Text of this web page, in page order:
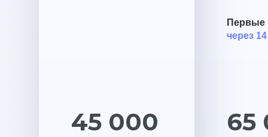
45 000
Первые
через
65